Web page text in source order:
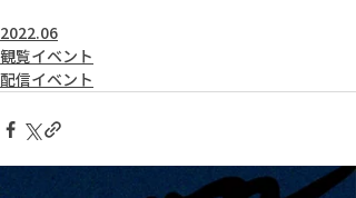
2022.06
観覧イベント
配信イベント